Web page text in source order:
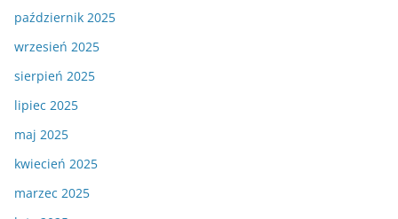
październik 2025
wrzesień 2025
sierpień 2025
lipiec 2025
maj 2025
kwiecień 2025
marzec 2025